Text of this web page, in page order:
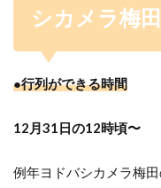
シカメラ梅田
●行列ができる時間
12月31日の12時頃〜
例年ヨドバシカメラ梅